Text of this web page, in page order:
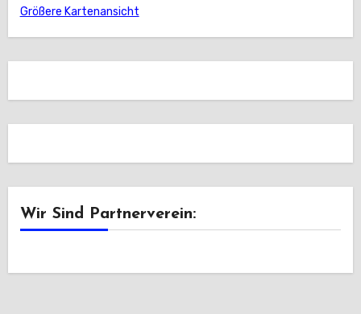
Größere Kartenansicht
Wir Sind Partnerverein: